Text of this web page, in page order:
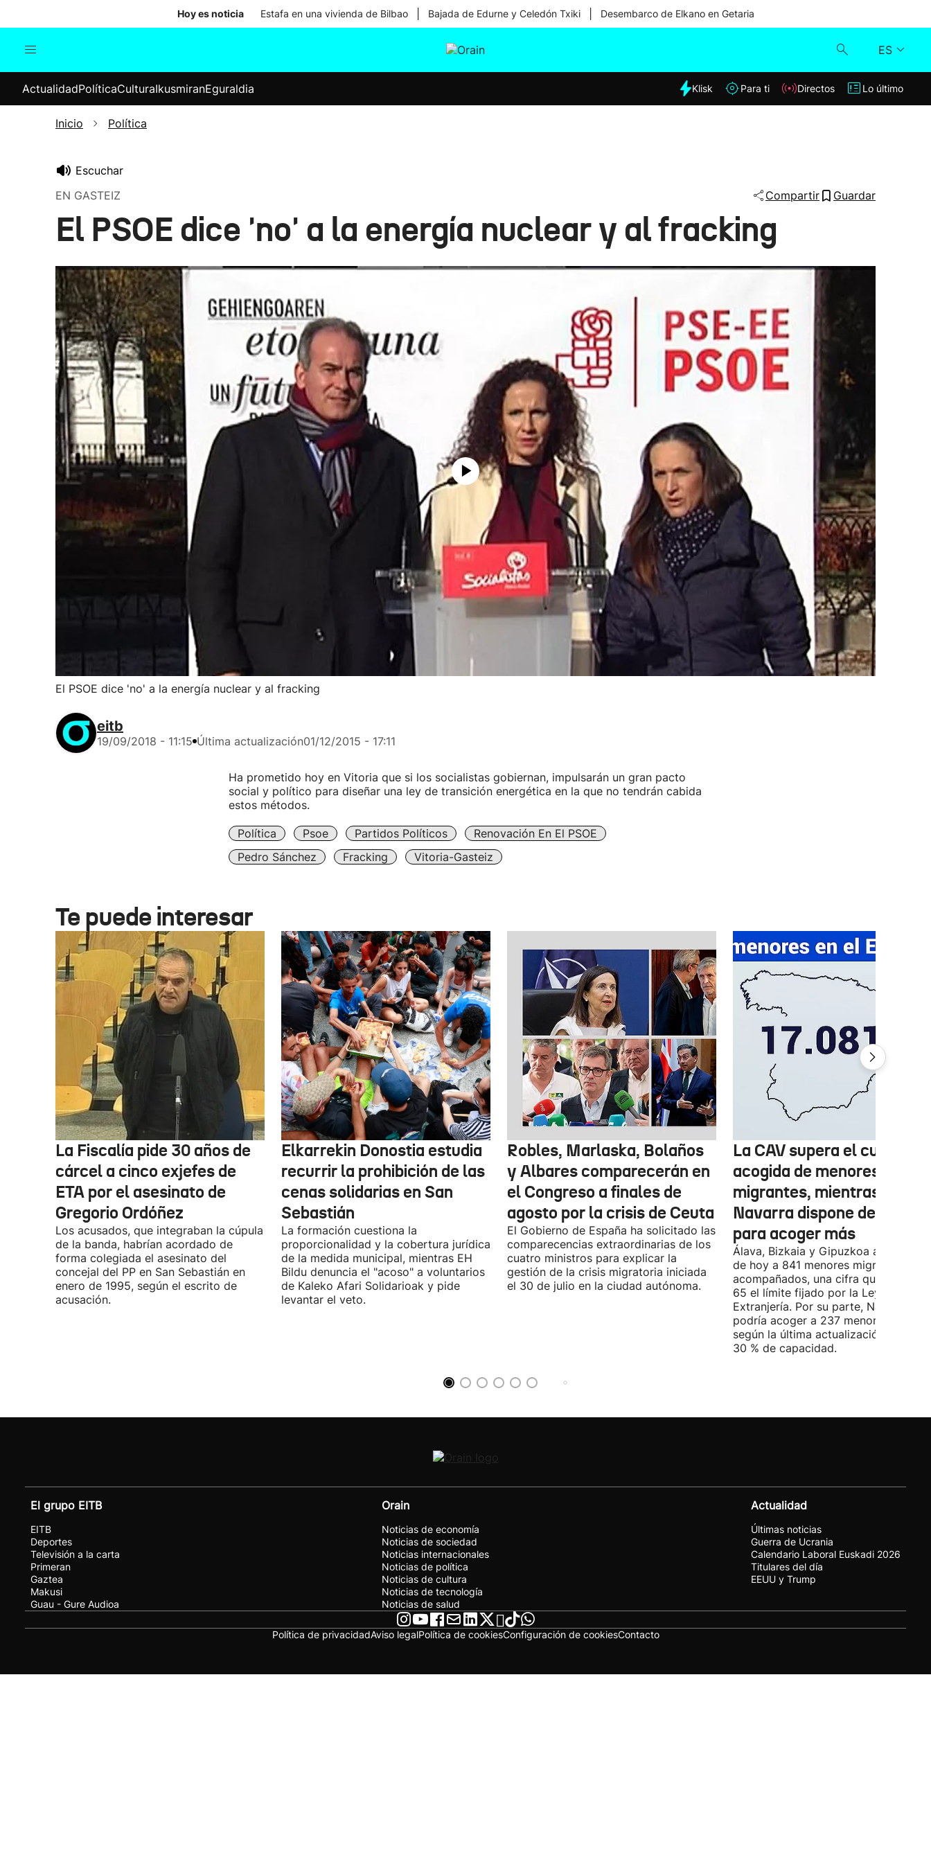
Hoy es noticia Estafa en una vivienda de Bilbao Bajada de Edurne y Celedón Txiki Desembarco de Elkano en Getaria
ES
Internacional
Elecciones
Klisk
ActualidadPolíticaCulturaIkusmiranEguraldia Klisk Para ti Directos Lo último
Inicio Política
Escuchar
EN GASTEIZ
Compartir Guardar
El PSOE dice 'no' a la energía nuclear y al fracking
El PSOE dice 'no' a la energía nuclear y al fracking
eitb
19/09/2018 - 11:15 Última actualización01/12/2015 - 17:11
Ha prometido hoy en Vitoria que si los socialistas gobiernan, impulsarán un gran pacto
social y político para diseñar una ley de transición energética en la que no tendrán cabida
estos métodos.
Política Psoe Partidos Políticos
Renovación En El PSOE
Pedro Sánchez
Fracking Vitoria-Gasteiz
Te puede interesar
La Fiscalía pide 30 años de
cárcel a cinco exjefes de
ETA por el asesinato de
Gregorio Ordóñez
Los acusados, que integraban la cúpula
de la banda, habrían acordado de
forma colegiada el asesinato del
concejal del PP en San Sebastián en
enero de 1995, según el escrito de
acusación.
Elkarrekin Donostia estudia
recurrir la prohibición de las
cenas solidarias en San
Sebastián
La formación cuestiona la
proporcionalidad y la cobertura jurídica
de la medida municipal, mientras EH
Bildu denuncia el "acoso" a voluntarios
de Kaleko Afari Solidarioak y pide
levantar el veto.
Robles, Marlaska, Bolaños
y Albares comparecerán en
el Congreso a finales de
agosto por la crisis de Ceuta
El Gobierno de España ha solicitado las
comparecencias extraordinarias de los
cuatro ministros para explicar la
gestión de la crisis migratoria iniciada
el 30 de julio en la ciudad autónoma.
La CAV supera el cupo de
acogida de menores
migrantes, mientras
Navarra dispone de
para acoger más
Álava, Bizkaia y Gipuzkoa acogen a
de hoy a 841 menores migrantes no
acompañados, una cifra que supera
65 el límite fijado por la Ley de
Extranjería. Por su parte, Navarra
podría acoger a 237 menores,
según la última actualización, está al
30 % de capacidad.
El grupo EITB
EITB
Deportes
Televisión a la carta
Primeran
Gaztea
Makusi
Guau - Gure Audioa
Orain
Noticias de economía
Noticias de sociedad
Noticias internacionales
Noticias de política
Noticias de cultura
Noticias de tecnología
Noticias de salud
Actualidad
Últimas noticias
Guerra de Ucrania
Calendario Laboral Euskadi 2026
Titulares del día
EEUU y Trump
Política de privacidadAviso legalPolítica de cookiesConfiguración de cookiesContacto